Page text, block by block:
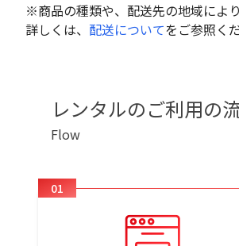
※商品の種類や、配送先の地域によ
詳しくは、 配送についてをご参照く
レンタルのご利用の
Flow
01